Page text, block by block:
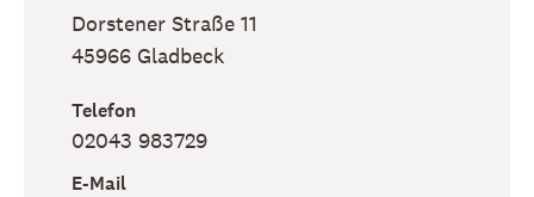
Dorstener Straße 11
45966 Gladbeck
Telefon
02043 983729
E-Mail